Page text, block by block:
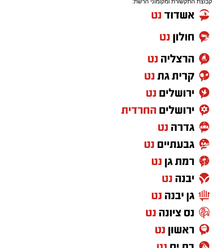
לזירה ועצרו את האוטובוס בהמשך המסלול כדי
לטפל באירוע ולתחקר את המעורבים.
מעוניינים להגיב? לדווח ? צרו איתנו קשר במייל -
ASHDODS@ISNET.CO.IL